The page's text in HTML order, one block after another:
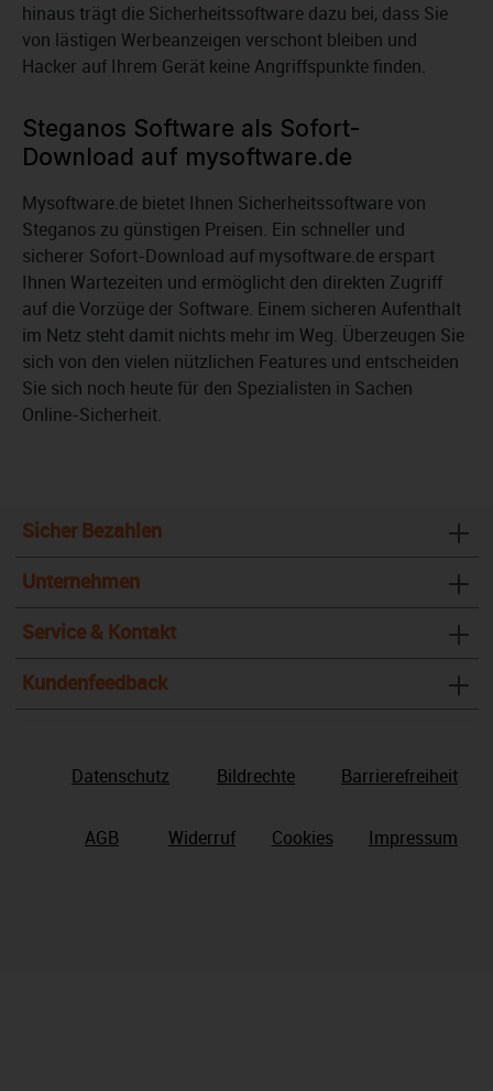
hinaus trägt die Sicherheitssoftware dazu bei, dass Sie
von lästigen Werbeanzeigen verschont bleiben und
Hacker auf Ihrem Gerät keine Angriffspunkte finden.
Steganos Software als Sofort-
Download auf mysoftware.de
Mysoftware.de bietet Ihnen Sicherheitssoftware von
Steganos zu günstigen Preisen. Ein schneller und
sicherer Sofort-Download auf mysoftware.de erspart
Ihnen Wartezeiten und ermöglicht den direkten Zugriff
auf die Vorzüge der Software. Einem sicheren Aufenthalt
im Netz steht damit nichts mehr im Weg. Überzeugen Sie
sich von den vielen nützlichen Features und entscheiden
Sie sich noch heute für den Spezialisten in Sachen
Online-Sicherheit.
Sicher Bezahlen
Unternehmen
Service & Kontakt
Kundenfeedback
Datenschutz Bildrechte Barrierefreiheit
AGB Widerruf Cookies Impressum